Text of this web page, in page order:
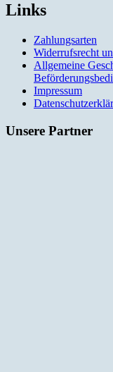
Links
Zahlungsarten
Widerrufsrecht
Allgemeine
Impressum
Unsere Partner